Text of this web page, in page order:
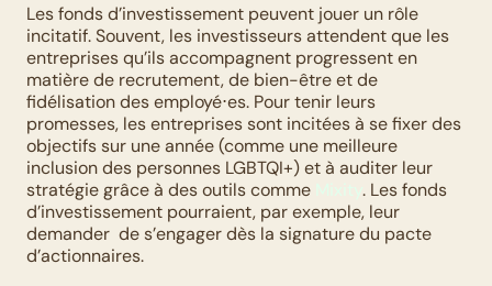
Les fonds d’investissement peuvent jouer un rôle
incitatif. Souvent, les investisseurs attendent que les
entreprises qu’ils accompagnent progressent en
matière de recrutement, de bien-être et de
fidélisation des employé⋅es. Pour tenir leurs
promesses, les entreprises sont incitées à se fixer des
objectifs sur une année (comme une meilleure
inclusion des personnes LGBTQI+) et à auditer leur
stratégie grâce à des outils comme
. Les fonds
d’investissement pourraient, par exemple, leur
demander  de s’engager dès la signature du pacte
d’actionnaires.